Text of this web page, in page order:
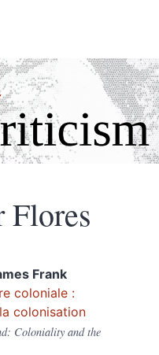
Flores
Frank
coloniale :
colonisation
Coloniality and the